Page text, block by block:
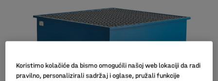
Koristimo kolačiće da bismo omogućili našoj web lokaciji da radi
pravilno, personalizirali sadržaj i oglase, pružali funkcije